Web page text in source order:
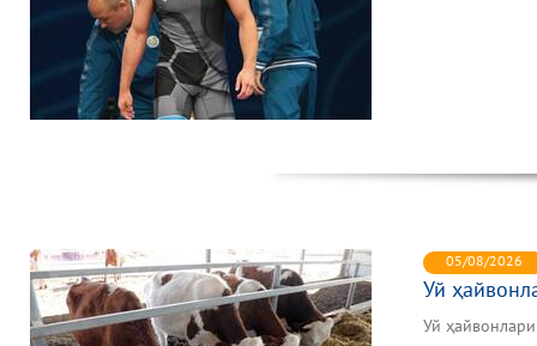
05/08/2026
Уй
Уй